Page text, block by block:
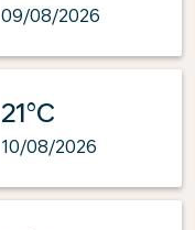
09/08/2026
21°C
10/08/2026